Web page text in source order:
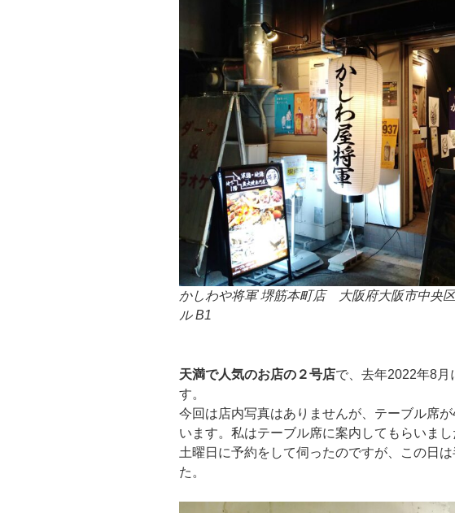
かしわや将軍 堺筋本町店 大阪府大阪市中央
ル B1
天満で人気のお店の２号店で、去年2022年8
す。
今回は店内写真はありませんが、テーブル席
います。私はテーブル席に案内してもらいまし
土曜日に予約をして伺ったのですが、この日
た。